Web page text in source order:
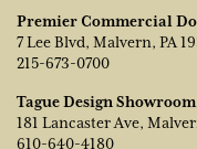
Premier Commercial
7 Lee Blvd, Malvern, PA
215-673-0700
Tague Design
181 Lancaster Ave,
610-640-4180